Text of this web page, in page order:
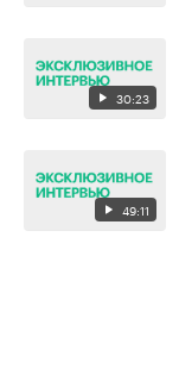
30:23
49:11